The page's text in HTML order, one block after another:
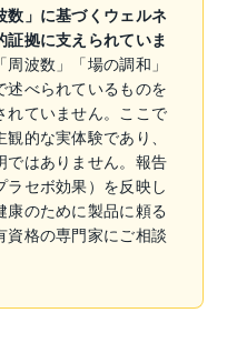
数」に基づくウェルネ
証拠に支えられていま
周波数」「場の調和」
べられているものを
ていません。ここで
的な実体験であり、
ではありません。報告
ラセボ効果）を反映し
康のために製品に頼る
資格の専門家にご相談